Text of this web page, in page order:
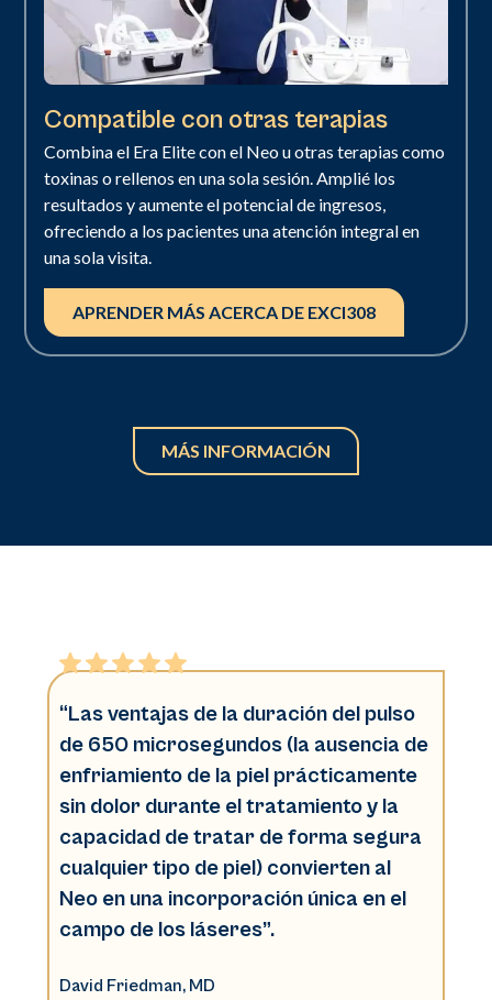
Compatible con otras terapias
Combina el Era Elite con el Neo u otras terapias como
toxinas o rellenos en una sola sesión. Amplié los
resultados y aumente el potencial de ingresos,
ofreciendo a los pacientes una atención integral en
una sola visita.
APRENDER MÁS ACERCA DE EXCI308
MÁS INFORMACIÓN
“Las ventajas de la duración del pulso
de 650 microsegundos (la ausencia de
enfriamiento de la piel prácticamente
sin dolor durante el tratamiento y la
capacidad de tratar de forma segura
cualquier tipo de piel) convierten al
Neo en una incorporación única en el
campo de los láseres”.
David Friedman, MD